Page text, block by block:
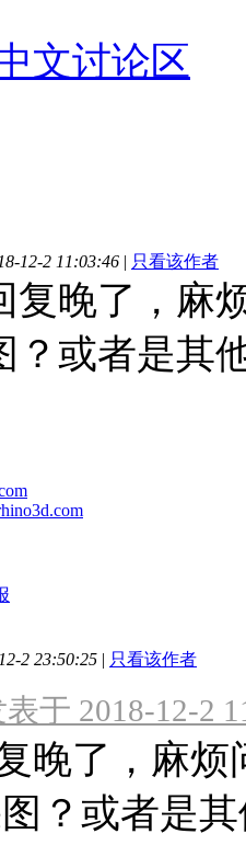
12-2 11:03:46 | 只看该作者
复晚了，麻
？或者是其
2 23:50:25 | 只看该作者
表于 2018-12-2
晚了，麻
？或者是